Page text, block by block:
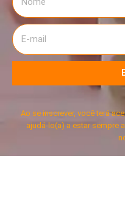
Ao se inscrever, você terá
ajudá-lo(a) a estar sempre